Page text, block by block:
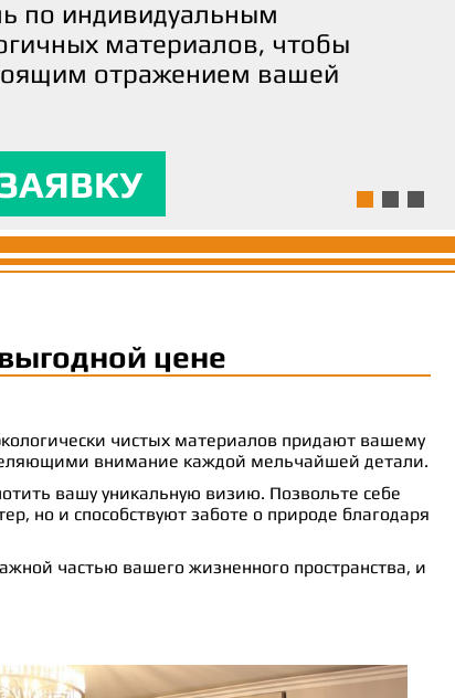
по индивидуальным
материалов, чтобы
отражением вашей
заботиться о нашей
мастеров готова
и желания в реальность,
мебели соответствовала
предоставляла
цене
чистых материалов придают вашему
внимание каждой мельчайшей детали.
вашу уникальную визию. Позвольте себе
но и способствуют заботе о природе благодаря
частью вашего жизненного пространства, и